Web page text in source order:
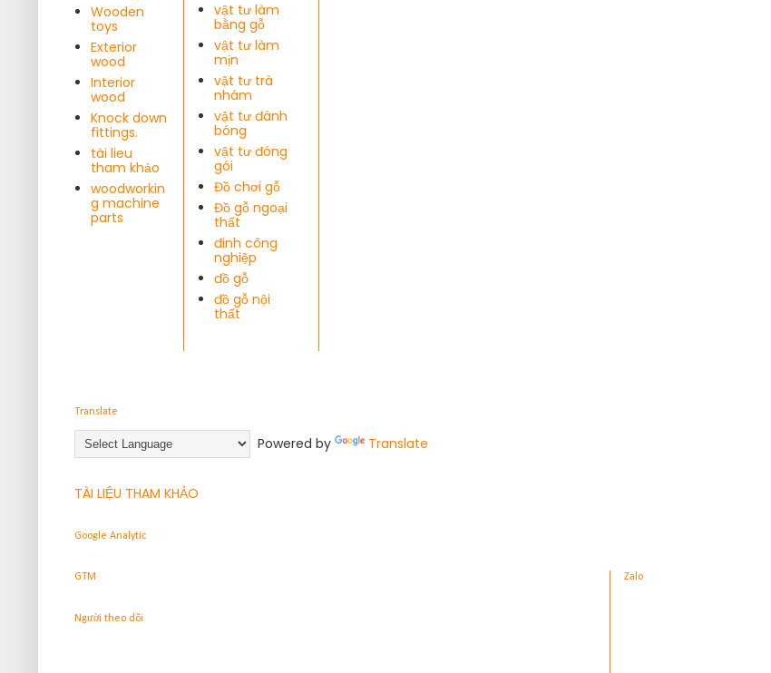
Wooden
toys
Exterior
wood
Interior
wood
Knock down
fittings.
tài lieu
tham khảo
woodworkin
g machine
parts
vật tư làm
bằng gỗ
vật tư làm
mịn
vật tư trà
nhám
vật tư đánh
bóng
vật tư đóng
gói
Đồ chơi gỗ
Đồ gỗ ngoại
thất
đinh công
nghiệp
đồ gỗ
đồ gỗ nội
thất
Translate
Powered by Translate
TÀI LIỆU THAM KHẢO
Google Analytic
GTM
Người theo dõi
Zalo